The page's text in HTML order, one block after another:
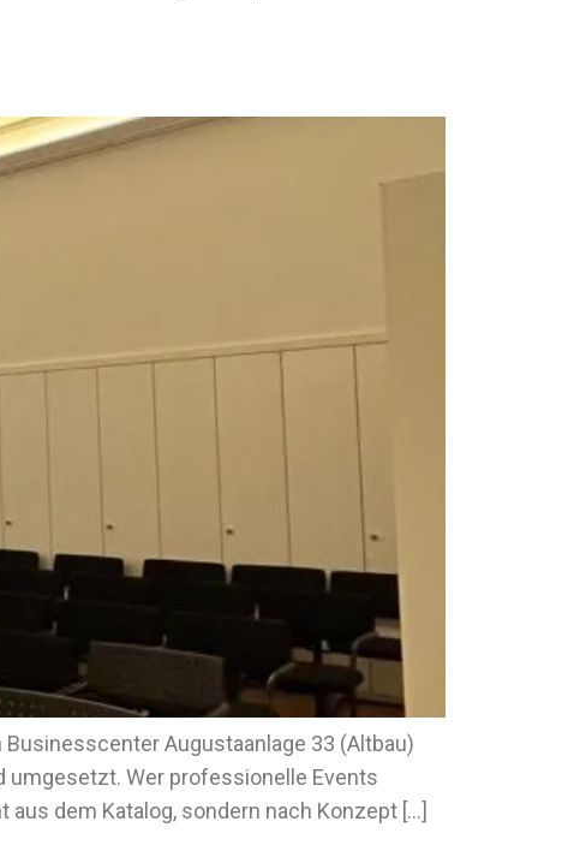
Augustaanlage 33 (Altbau)
umgesetzt. Wer professionelle Events
dem Katalog, sondern nach Konzept […]